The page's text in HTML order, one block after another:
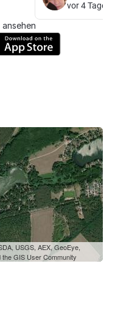
vor 4 Tagen
USGS, AEX, GeoEye,
GIS User Community